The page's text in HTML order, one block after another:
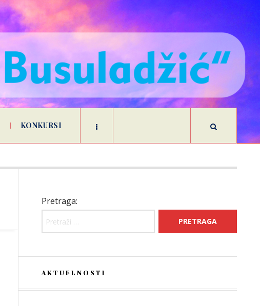
KONKURSI
Pretraga:
AKTUELNOSTI